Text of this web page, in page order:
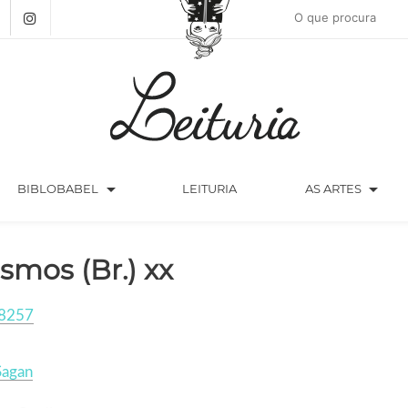
BIBLOBABEL arrow_drop_down LEITURIA AS ARTES arrow_drop_down
(Br.) xx